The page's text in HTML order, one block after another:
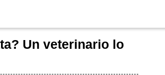
Un veterinario lo